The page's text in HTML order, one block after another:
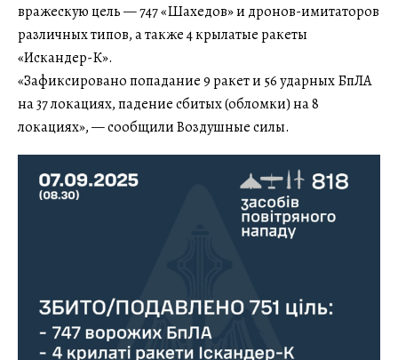
вражескую цель — 747 «Шахедов» и дронов-имитаторов
различных типов, а также 4 крылатые ракеты
«Искандер-К».
«Зафиксировано попадание 9 ракет и 56 ударных БпЛА
на 37 локациях, падение сбитых (обломки) на 8
локациях», — сообщили Воздушные силы.